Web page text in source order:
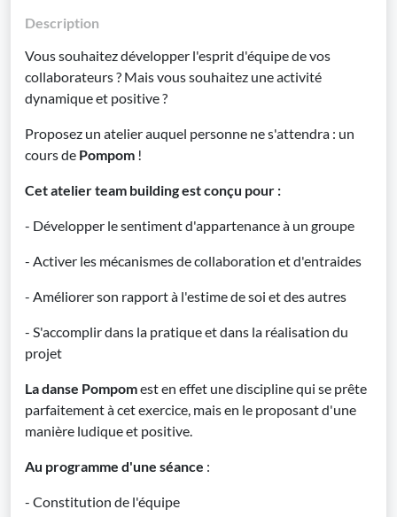
Description
Vous souhaitez développer l'esprit d'équipe de vos
collaborateurs ? Mais vous souhaitez une activité
dynamique et positive ?
Proposez un atelier auquel personne ne s'attendra : un
cours de Pompom !
Cet atelier team building est conçu pour :
- Développer le sentiment d'appartenance à un groupe
- Activer les mécanismes de collaboration et d'entraides
- Améliorer son rapport à l'estime de soi et des autres
- S'accomplir dans la pratique et dans la réalisation du
projet
La danse Pompomest en effet une discipline qui se prête
parfaitement à cet exercice, mais en le proposant d'une
manière ludique et positive.
Au programme d'une séance :
- Constitution de l'équipe